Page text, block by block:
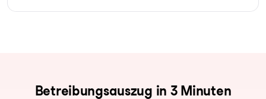
Be­trei­bungs­aus­zug in 3 Minuten